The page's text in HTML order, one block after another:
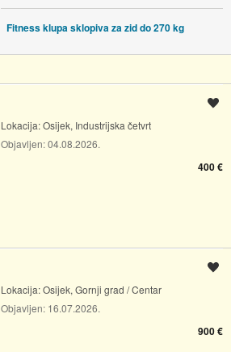
Fitness klupa sklopiva za zid do 270 kg
Lokacija:Osijek, Industrijska četvrt
Objavljen:04.08.2026.
400 €
Lokacija:Osijek, Gornji grad / Centar
Objavljen: 16.07.2026.
900 €